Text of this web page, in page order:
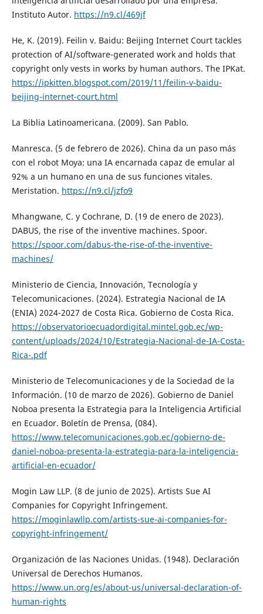
Instituto Autor. https://n9.cl/469jf
He, K. (2019). Feilin v. Baidu: Beijing Internet Court tackles
protection of AI/software-generated work and holds that
copyright only vests in works by human authors. The IPKat.
https://ipkitten.blogspot.com/2019/11/feilin-v-baidu-
beijing-internet-court.html
La Biblia Latinoamericana. (2009). San Pablo.
Manresca. (5 de febrero de 2026). China da un paso más
con el robot Moya: una IA encarnada capaz de emular al
92% a un humano en una de sus funciones vitales.
Meristation. https://n9.cl/jzfo9
Mhangwane, C. y Cochrane, D. (19 de enero de 2023).
DABUS, the rise of the inventive machines. Spoor.
https://spoor.com/dabus-the-rise-of-the-inventive-
machines/
Ministerio de Ciencia, Innovación, Tecnología y
Telecomunicaciones. (2024). Estrategia Nacional de IA
(ENIA) 2024-2027 de Costa Rica. Gobierno de Costa Rica.
https://observatorioecuadordigital.mintel.gob.ec/wp-
content/uploads/2024/10/Estrategia-Nacional-de-IA-Costa-
Rica-.pdf
Ministerio de Telecomunicaciones y de la Sociedad de la
Información. (10 de marzo de 2026). Gobierno de Daniel
Noboa presenta la Estrategia para la Inteligencia Artificial
en Ecuador. Boletín de Prensa, (084).
https://www.telecomunicaciones.gob.ec/gobierno-de-
daniel-noboa-presenta-la-estrategia-para-la-inteligencia-
artificial-en-ecuador/
Mogin Law LLP. (8 de junio de 2025). Artists Sue AI
Companies for Copyright Infringement.
https://moginlawllp.com/artists-sue-ai-companies-for-
copyright-infringement/
Organización de las Naciones Unidas. (1948). Declaración
Universal de Derechos Humanos.
https://www.un.org/es/about-us/universal-declaration-of-
human-rights